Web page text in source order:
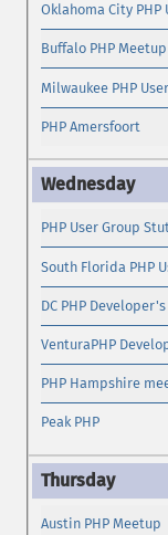
Oklahoma City PHP
Buffalo PHP Meetup
Milwaukee PHP
PHP Amersfoort
PHP User Group
South Florida PHP
DC PHP
VenturaPHP
PHP Hampshire
Peak PHP
Austin PHP Meetup